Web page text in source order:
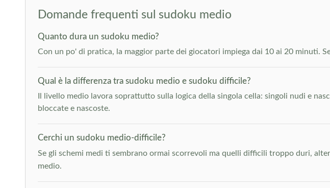
Domande frequenti sul sudoku medio
Quanto dura un sudoku medio?
Con un po' di pratica, la maggior parte dei giocatori impiega dai 10 ai 20 minuti.
Qual è la differenza tra sudoku medio e sudoku difficile?
Il livello medio lavora soprattutto sulla logica della singola cella: singoli nudi e
bloccate e nascoste.
Cerchi un sudoku medio-difficile?
Se gli schemi medi ti sembrano ormai scorrevoli ma quelli difficili troppo duri,
medio.